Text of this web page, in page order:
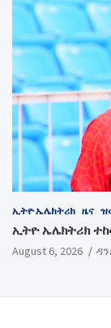
ኢትዮ ኤሌክትሪክ ዜና
ኢትዮ ኤሌክትሪክ
August 6, 2026